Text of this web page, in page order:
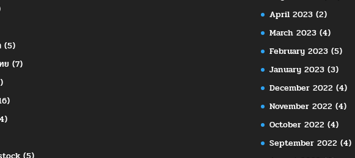
(5)
ย (7)
April 2023(2)
March 2023(4)
February 2023(5)
January 2023(3)
December 2022 (4)
November 2022 (4)
October 2022 (4)
September 2022 (4)